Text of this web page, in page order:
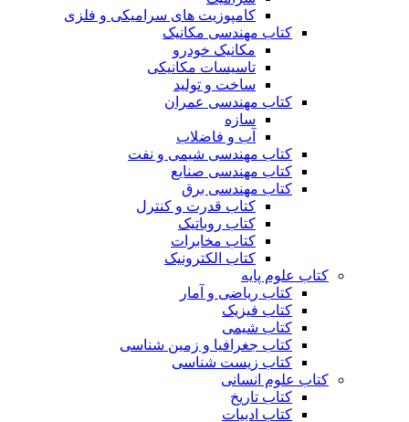
کامپوزیت های سرامیکی و فلزی
کتاب مهندسی مکانیک
مکانیک خودرو
تاسیسات مکانیکی
ساخت و تولید
کتاب مهندسی عمران
سازه
آب و فاضلاب
کتاب مهندسی شیمی و نفت
کتاب مهندسی صنایع
کتاب مهندسی برق
کتاب قدرت و کنترل
کتاب روباتیک
کتاب مخابرات
کتاب الکترونیک
کتاب علوم پایه
کتاب ریاضی و آمار
کتاب فیزیک
کتاب شیمی
کتاب جغرافیا و زمین شناسی
کتاب زیست شناسی
کتاب علوم انسانی
کتاب تاریخ
کتاب ادبیات